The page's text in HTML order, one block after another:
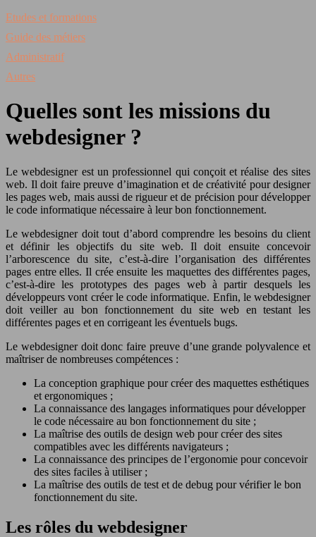
Etudes et formations
Guide des métiers
Administratif
Autres
Quelles sont les missions du
webdesigner ?
Le webdesigner est un professionnel qui conçoit et réalise des sites
web. Il doit faire preuve d’imagination et de créativité pour designer
les pages web, mais aussi de rigueur et de précision pour développer
le code informatique nécessaire à leur bon fonctionnement.
Le webdesigner doit tout d’abord comprendre les besoins du client
et définir les objectifs du site web. Il doit ensuite concevoir
l’arborescence du site, c’est-à-dire l’organisation des différentes
pages entre elles. Il crée ensuite les maquettes des différentes pages,
c’est-à-dire les prototypes des pages web à partir desquels les
développeurs vont créer le code informatique. Enfin, le webdesigner
doit veiller au bon fonctionnement du site web en testant les
différentes pages et en corrigeant les éventuels bugs.
Le webdesigner doit donc faire preuve d’une grande polyvalence et
maîtriser de nombreuses compétences :
La conception graphique pour créer des maquettes esthétiques
et ergonomiques ;
La connaissance des langages informatiques pour développer
le code nécessaire au bon fonctionnement du site ;
La maîtrise des outils de design web pour créer des sites
compatibles avec les différents navigateurs ;
La connaissance des principes de l’ergonomie pour concevoir
des sites faciles à utiliser ;
La maîtrise des outils de test et de debug pour vérifier le bon
fonctionnement du site.
Les rôles du webdesigner